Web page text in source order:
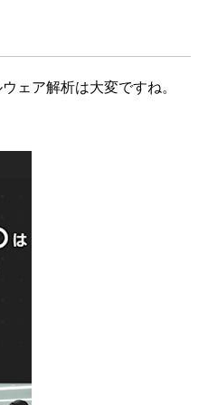
ェア解析は大変ですね。